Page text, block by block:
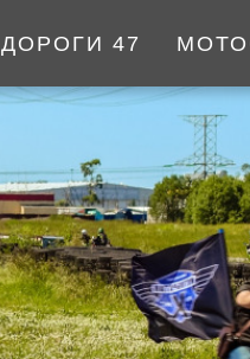
ДОРОГИ 47